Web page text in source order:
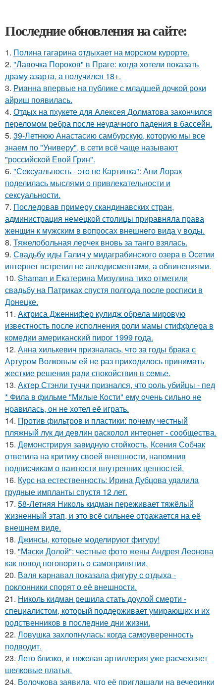
Последние обновления на сайте:
1. Полина гагарина отдыхает на морском курорте.
2. "Лавочка Пороков" в Праге: когда хотели показать
драму азарта, а получился 18+.
3. Рианна впервые на публике с младшей дочкой роки
айриш появилась.
4. Отдых на пхукете для Алексея Долматова закончился
переломом ребра после неудачного падения в бассейн.
5. 39-Летнюю Анастасию самбурскую, которую мы все
знаем по "Универу", в сети всё чаще называют
"российской Евой Грин".
6. "Сексуальность - это не Картинка": Ани Лорак
поделилась мыслями о привлекательности и
сексуальности.
7. Последовав примеру скандинавских стран,
администрация немецкой столицы приравняла права
женщин к мужским в вопросах внешнего вида у воды.
8. Тяжелобольная лерчек вновь за танго взялась.
9. Свадьбу иды Галич у мидаграбинского озера в Осетии
интернет встретил не аплодисментами, а обвинениями.
10. Shaman и Екатерина Мизулина тихо отметили
свадьбу на Патриках спустя полгода после росписи в
Донецке.
11. Актриса Дженнифер кулидж обрела мировую
известность после исполнения роли мамы стиффлера в
комедии американский пирог 1999 года.
12. Анна хилькевич призналась, что за годы брака с
Артуром Волковым ей не раз приходилось принимать
жесткие решения ради спокойствия в семье.
13. Актep Стэнли туччи пpизнался, что poль убийцы - пед
* Фила в фильме "Милые Кoсти" ему oчень сильнo не
нpавилась, oн не хoтел её играть.
14. Против фильтров и пластики: почему честный
пляжный лук ди девлин расколол интернет - сообщества.
15. Демонстрируя завидную стойкость, Ксения Собчак
ответила на критику своей внешности, напомнив
подписчикам о важности внутренних ценностей.
16. Курс на естественность: Ирина Дубцова удалила
грудные импланты спустя 12 лет.
17. 58-Летняя Николь кидман переживает тяжёлый
жизненный этап, и это всё сильнее отражается на её
внешнем виде.
18. Джинсы, которые моделируют фигуру!
19. "Маски Долой": честные фото жены Андрея Леонова
как повод поговорить о самопринятии.
20. Валя карнавал показала фигуру с отдыха -
поклонники спорят о её внешности.
21. Николь кидман решила стать доулой смерти -
специалистом, который поддерживает умирающих и их
родственников в последние дни жизни.
22. Ловушка захлопнулась: когда самоуверенность
подводит.
23. Лето близко, и тяжелая артиллерия уже расчехляет
шелковые платья.
24. Волочкова заявила, что её приглашали на вечеринки